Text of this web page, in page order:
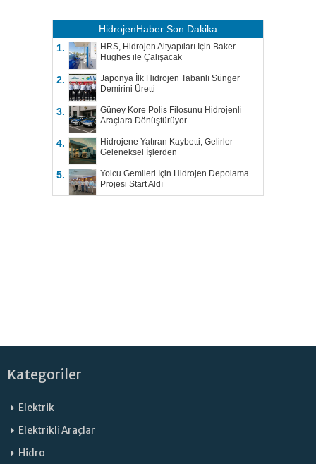
HidrojenHaber Son Dakika
1.
HRS, Hidrojen Altyapıları İçin Baker
Hughes ile Çalışacak
2.
Japonya İlk Hidrojen Tabanlı Sünger
Demirini Üretti
3.
Güney Kore Polis Filosunu Hidrojenli
Araçlara Dönüştürüyor
4.
Hidrojene Yatıran Kaybetti, Gelirler
Geleneksel İşlerden
5.
Yolcu Gemileri İçin Hidrojen Depolama
Projesi Start Aldı
Kategoriler
Elektrik
Elektrikli Araçlar
Hidro